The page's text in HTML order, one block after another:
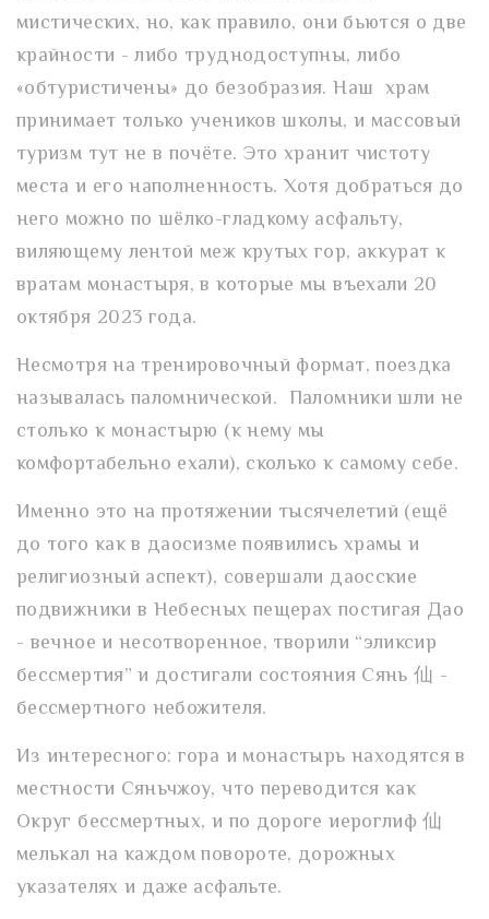
мистических, но, как правило, они бьются о две
крайности - либо труднодоступны, либо
«обтуристичены» до безобразия. Наш храм
принимает только учеников школы, и массовый
туризм тут не в почёте. Это хранит чистоту
места и его наполненность. Хотя добраться до
него можно по шёлко-гладкому асфальту,
виляющему лентой меж крутых гор, аккурат к
вратам монастыря, в которые мы въехали 20
октября 2023 года.
Несмотря на тренировочный формат, поездка
называлась паломнической. Паломники шли не
столько к монастырю (к нему мы
комфортабельно ехали), сколько к самому себе.
Именно это на протяжении тысячелетий (ещё
до того как в даосизме появились храмы и
религиозный аспект), совершали даосские
подвижники в Небесных пещерах постигая Дао
- вечное и несотворенное, творили “эликсир
бессмертия” и достигали состояния Сянь 仙 -
бессмертного небожителя.
Из интересного: гора и монастырь находятся в
местности Сяньчжоу, что переводится как
Округ бессмертных, и по дороге иероглиф 仙
мелькал на каждом повороте, дорожных
указателях и даже асфальте.